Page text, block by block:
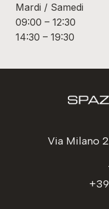
Mardi / Samedi
09:00 – 12:30
14:30 – 19:30
Via Milano